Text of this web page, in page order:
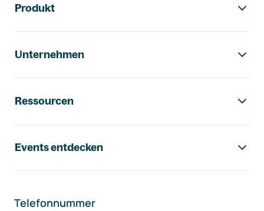
Produkt
Unternehmen
Ressourcen
Events entdecken
Telefonnummer